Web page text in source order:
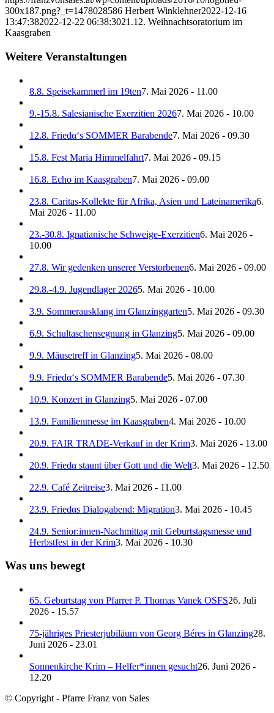
300x187.png?_t=1478028586 Herbert Winklehner2022-12-16
13:47:382022-12-22 06:38:3021.12. Weihnachtsoratorium im
Kaasgraben
Weitere Veranstaltungen
8.8. Speisekammerl im 19ten7. Mai 2026 - 11.00
9.-15.8. Salesianische Exerzitien 20267. Mai 2026 - 10.00
12.8. Friedα‘s SOMMER Barabende7. Mai 2026 - 09.30
15.8. Fest Maria Himmelfahrt7. Mai 2026 - 09.15
16.8. Echo im Kaasgraben7. Mai 2026 - 09.00
23.8. Caritas-Kollekte für Afrika, Asien und Lateinamerika6.
Mai 2026 - 11.00
23.-30.8. Ignatianische Schweige-Exerzitien6. Mai 2026 -
10.00
27.8. Wir gedenken unserer Verstorbenen6. Mai 2026 - 09.00
29.8.-4.9. Jugendlager 20265. Mai 2026 - 10.00
3.9. Sommerausklang im Glanzinggarten5. Mai 2026 - 09.30
6.9. Schultaschensegnung in Glanzing5. Mai 2026 - 09.00
9.9. Mäusetreff in Glanzing5. Mai 2026 - 08.00
9.9. Friedα‘s SOMMER Barabende5. Mai 2026 - 07.30
10.9. Konzert in Glanzing5. Mai 2026 - 07.00
13.9. Familienmesse im Kaasgraben4. Mai 2026 - 10.00
20.9. FAIR TRADE-Verkauf in der Krim3. Mai 2026 - 13.00
20.9. Friedα staunt über Gott und die Welt3. Mai 2026 - 12.50
22.9. Café Zeitreise3. Mai 2026 - 11.00
23.9. Friedαs Dialogabend: Migration3. Mai 2026 - 10.45
24.9. Senior:innen-Nachmittag mit Geburtstagsmesse und
Herbstfest in der Krim3. Mai 2026 - 10.30
Was uns bewegt
65. Geburtstag von Pfarrer P. Thomas Vanek OSFS26. Juli
2026 - 15.57
75-jähriges Priesterjubiläum von Georg Béres in Glanzing28.
Juni 2026 - 23.01
Sonnenkirche Krim – Helfer*innen gesucht26. Juni 2026 -
12.20
© Copyright - Pfarre Franz von Sales